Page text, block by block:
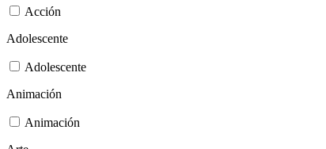
Acción
Adolescente
Adolescente
Animación
Animación